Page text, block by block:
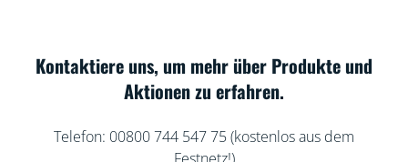
Kontaktiere uns, um mehr über Produkte und
Aktionen zu erfahren.
Telefon: 00800 744 547 75 (kostenlos aus dem